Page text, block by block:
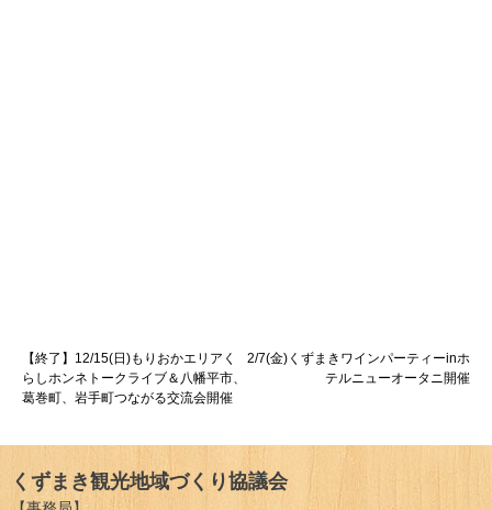
投
稿
ビ
【終了】12/15(日)もりおかエリアく
らしホンネトークライブ＆八幡平市、
葛巻町、岩手町つながる交流会開催
2/7(金)くずまきワインパーティーinホ
テルニューオータニ開催
くずまき観光地域づくり協議会